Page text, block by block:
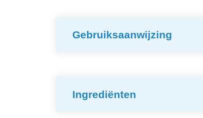
Gebruiksaanwijzing
Ingrediënten